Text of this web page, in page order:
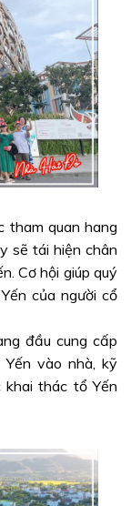
tham quan hang
sẽ tái hiện chân
Cơ hội giúp quý
của người cổ
đầu cung cấp
vào nhà, kỹ
thác tổ Yến